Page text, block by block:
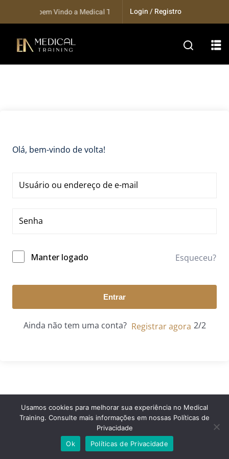
Seja bem Vindo a Medical Training...Login / Registro
Olá, bem-vindo de volta!
Manter logado Esqueceu?
Entrar
Ainda não tem uma conta? Registrar agora
© 2024 Medical Training. Todos os direitos reservados.
Usamos cookies para melhorar sua experiência no Medical
Training. Consulte mais informações em nossas Políticas de
Privacidade
Ok
Políticas de Privacidade